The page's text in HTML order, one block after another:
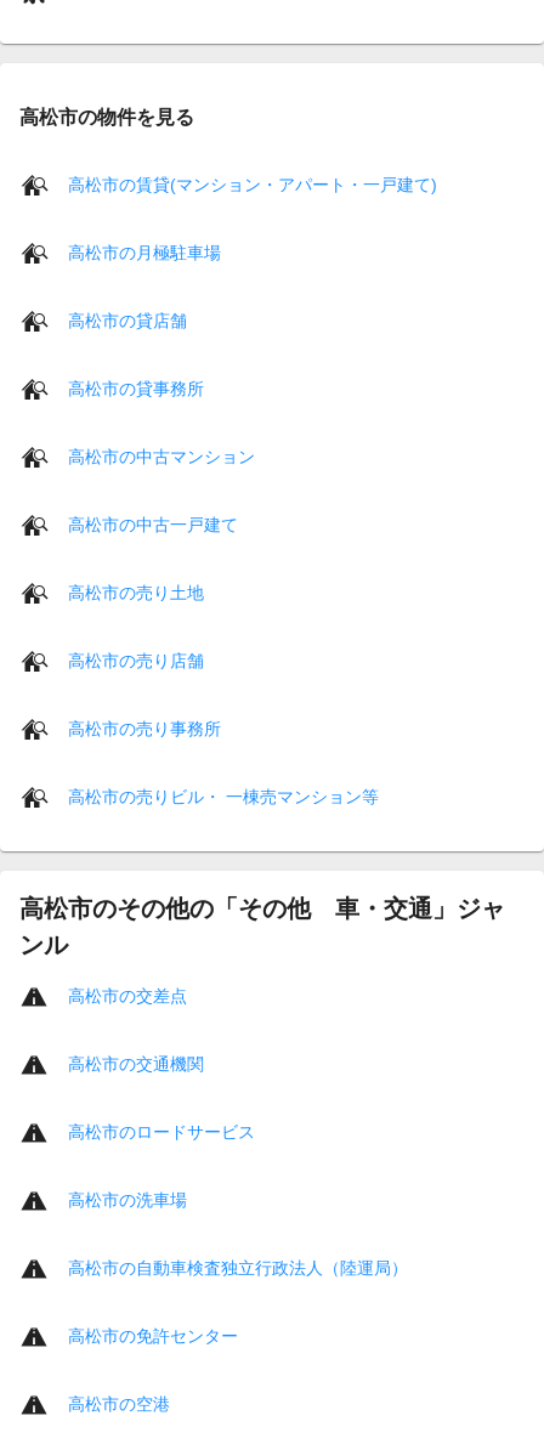
高松市の物件を見る
高松市の賃貸(マンション・アパート・一戸建て)
高松市の月極駐車場
高松市の貸店舗
高松市の貸事務所
高松市の中古マンション
高松市の中古一戸建て
高松市の売り土地
高松市の売り店舗
高松市の売り事務所
高松市の売りビル・ 一棟売マンション等
高松市のその他の「その他 車・交通」ジャ
ンル
高松市の交差点
高松市の交通機関
高松市のロードサービス
高松市の洗車場
高松市の自動車検査独立行政法人（陸運局）
高松市の免許センター
高松市の空港